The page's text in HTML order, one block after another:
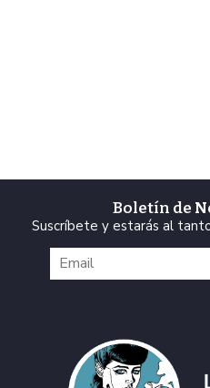
Boletín de
Suscríbete y estarás al